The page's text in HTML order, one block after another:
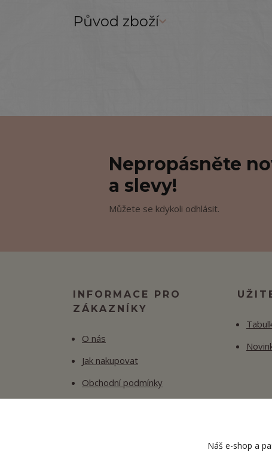
Původ zboží
Nepropásněte
a slevy!
Můžete se kdykoli odhlásit.
INFORMACE PRO
ZÁKAZNÍKY
O nás
Jak nakupovat
Obchodní podmínky
Náš e-shop a